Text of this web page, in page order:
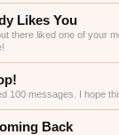
Likes You
there liked one of your
100 messages. I hope
Back